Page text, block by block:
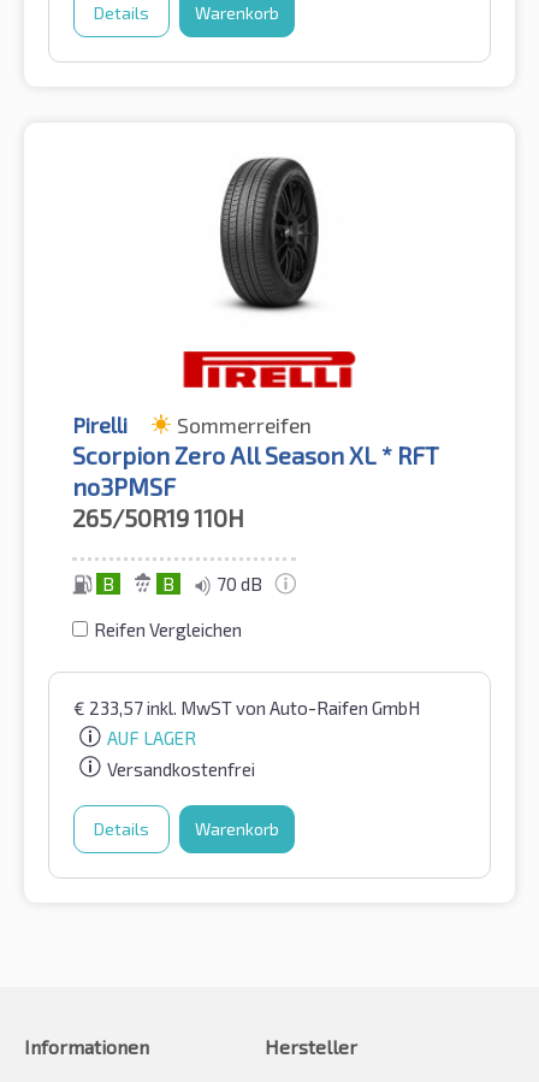
Details Warenkorb
Pirelli Sommerreifen
Scorpion Zero All Season XL * RFT
no3PMSF
265/50R19110H
B B 70 dB
Reifen Vergleichen
€ 233,57inkl. MwSTvon Auto-Raifen GmbH
AUF LAGER
Versandkostenfrei
Details Warenkorb
Informationen
Hersteller